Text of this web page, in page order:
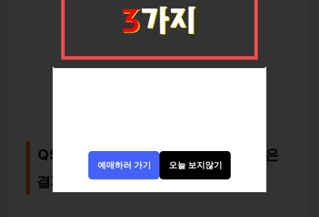
Q5. 왜 휴대폰 요금이나 인터넷 비용은
결제가 안 되나요?
예매하러 가기 오늘 보지않기